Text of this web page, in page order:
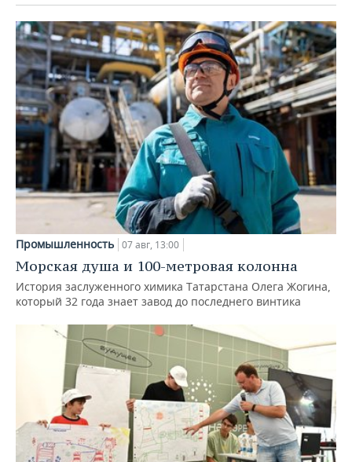
Промышленность 07 авг, 13:00
Морская душа и 100-метровая колонна
История заслуженного химика Татарстана Олега Жогина,
который 32 года знает завод до последнего винтика